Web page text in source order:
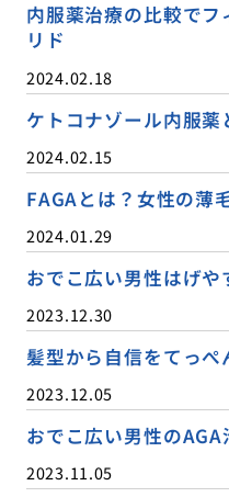
内服薬治療の比較で
リド
2024.02.18
ケトコナゾール内服薬
2024.02.15
FAGAとは？女性の薄
2024.01.29
おでこ広い男性はげや
2023.12.30
髪型から自信をてっぺ
2023.12.05
おでこ広い男性のAGA
2023.11.05